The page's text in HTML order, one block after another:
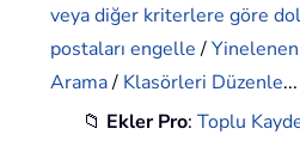
veya diğer kriterlere göre
postaları engelle/
Arama/ Klasörleri Düzenle...
📁 Ekler Pro:Toplu